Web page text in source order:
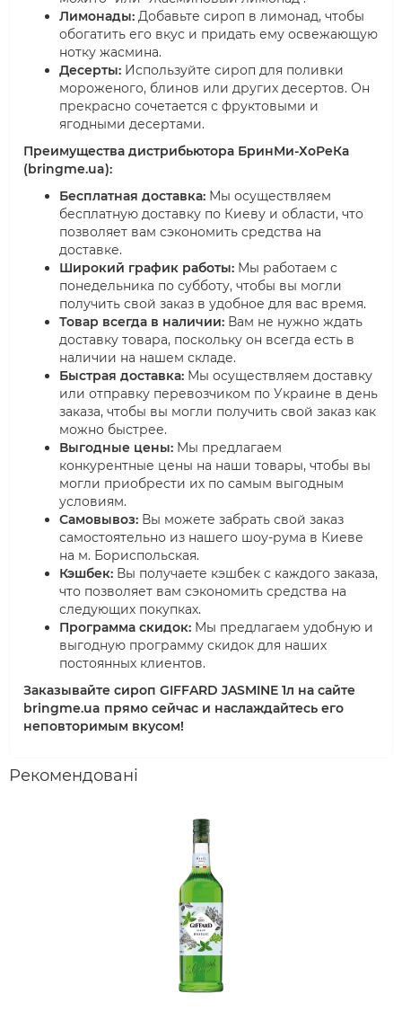
Лимонады: Добавьте сироп в лимонад, чтобы
обогатить его вкус и придать ему освежающую
нотку жасмина.
Десерты: Используйте сироп для поливки
мороженого, блинов или других десертов. Он
прекрасно сочетается с фруктовыми и
ягодными десертами.
Преимущества дистрибьютора БринМи-ХоРеКа
(bringme.ua):
Бесплатная доставка: Мы осуществляем
бесплатную доставку по Киеву и области, что
позволяет вам сэкономить средства на
доставке.
Широкий график работы: Мы работаем с
понедельника по субботу, чтобы вы могли
получить свой заказ в удобное для вас время.
Товар всегда в наличии: Вам не нужно ждать
доставку товара, поскольку он всегда есть в
наличии на нашем складе.
Быстрая доставка: Мы осуществляем доставку
или отправку перевозчиком по Украине в день
заказа, чтобы вы могли получить свой заказ как
можно быстрее.
Выгодные цены: Мы предлагаем
конкурентные цены на наши товары, чтобы вы
могли приобрести их по самым выгодным
условиям.
Самовывоз: Вы можете забрать свой заказ
самостоятельно из нашего шоу-рума в Киеве
на м. Бориспольская.
Кэшбек: Вы получаете кэшбек с каждого заказа,
что позволяет вам сэкономить средства на
следующих покупках.
Программа скидок: Мы предлагаем удобную и
выгодную программу скидок для наших
постоянных клиентов.
Заказывайте сироп GIFFARD JASMINE 1л на сайте
bringme.ua прямо сейчас и наслаждайтесь его
неповторимым вкусом!
Рекомендовані